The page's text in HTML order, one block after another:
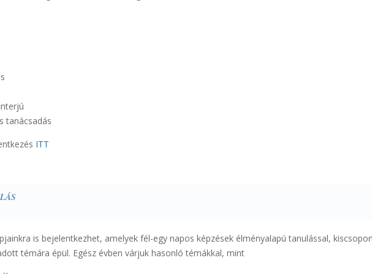
tanácsadás
ITT
is bejelentkezhet, amelyek fél-egy napos képzések élményalapú tanulással,
témára épül. Egész évben várjuk hasonló témákkal, mint